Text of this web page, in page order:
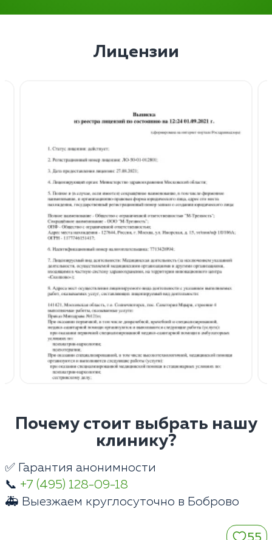
Лицензии
Почему стоит выбрать нашу
клинику?
✅ Гарантия анонимности
📞 +7 (495) 128-09-18
🚑 Выезжаем круглосуточно в Боброво